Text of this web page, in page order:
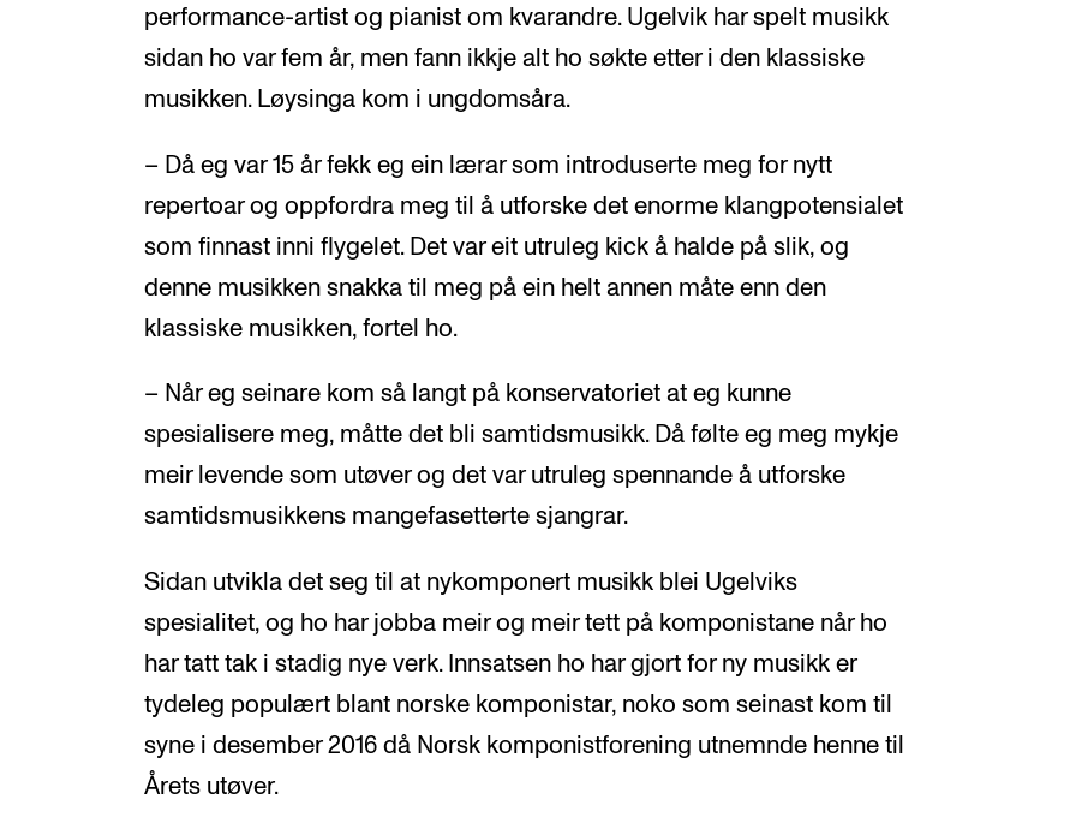
performance-artist og pianist om kvarandre. Ugelvik har spelt musikk
sidan ho var fem år, men fann ikkje alt ho søkte etter i den klassiske
musikken. Løysinga kom i ungdomsåra.
– Då eg var 15 år fekk eg ein lærar som introduserte meg for nytt
repertoar og oppfordra meg til å utforske det enorme klangpotensialet
som finnast inni flygelet. Det var eit utruleg kick å halde på slik, og
denne musikken snakka til meg på ein helt annen måte enn den
klassiske musikken, fortel ho.
– Når eg seinare kom så langt på konservatoriet at eg kunne
spesialisere meg, måtte det bli samtidsmusikk. Då følte eg meg mykje
meir levende som utøver og det var utruleg spennande å utforske
samtidsmusikkens mangefasetterte sjangrar.
Sidan utvikla det seg til at nykomponert musikk blei Ugelviks
spesialitet, og ho har jobba meir og meir tett på komponistane når ho
har tatt tak i stadig nye verk. Innsatsen ho har gjort for ny musikk er
tydeleg populært blant norske komponistar, noko som seinast kom til
syne i desember 2016 då Norsk komponistforening utnemnde henne til
Årets utøver.